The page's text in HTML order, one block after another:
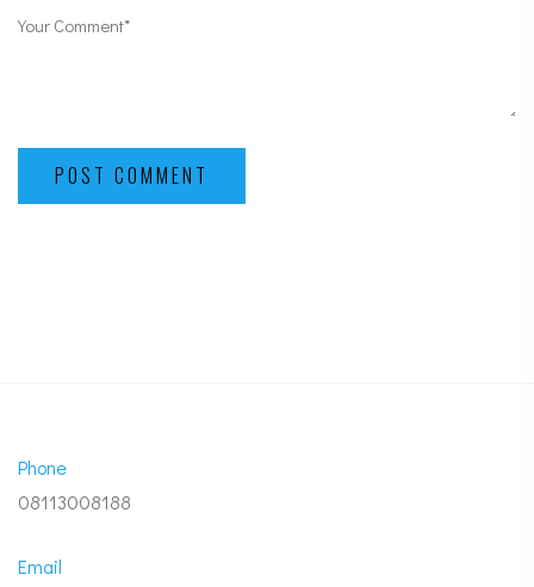
POST COMMENT
Phone
08113008188
Email